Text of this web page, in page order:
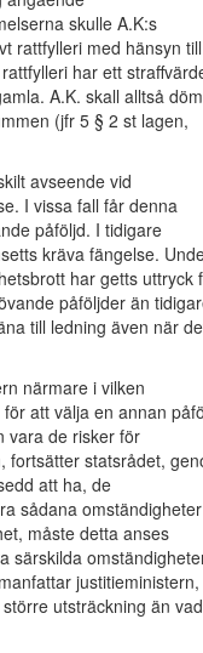
skulle A.K:s
rattfylleri med hänsyn till
har ett
A.K. skall alltså
(jfr 5 § 2 st lagen,
avseende vid
I vissa fall får denna
påföljd. I tidigare
kräva fängelse.
har getts uttryck
påföljder än
till ledning även när
närmare i vilken
att välja en annan
vara de risker för
fortsätter statsrådet,
att ha, de
sådana omständigheter
måste detta anses
särskilda
justitieministern,
utsträckning än vad